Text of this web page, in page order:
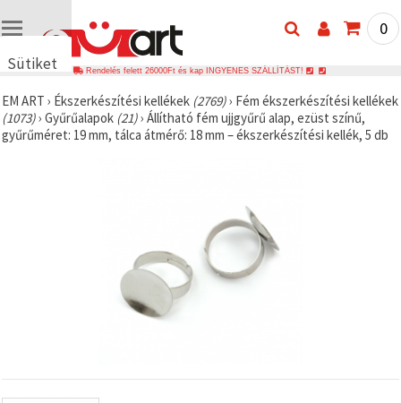
Sütiket
🍪 Cookie-
kat és
hasonló
a
0
Rendelés felett 26000Ft és kap INGYENES SZÁLLÍTÁST!
EM ART › Ékszerkészítési kellékek (2769)› Fém ékszerkészítési kellékek
(1073)› Gyűrűalapok (21)› Állítható fém ujjgyűrű alap, ezüst színű,
gyűrűméret: 19 mm, tálca átmérő: 18 mm – ékszerkészítési kellék, 5 db